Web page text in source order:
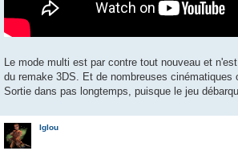
Le mode multi est par contre tout nouveau et
du remake 3DS. Et de nombreuses cinématiques
Sortie dans pas longtemps, puisque le jeu
Iglou